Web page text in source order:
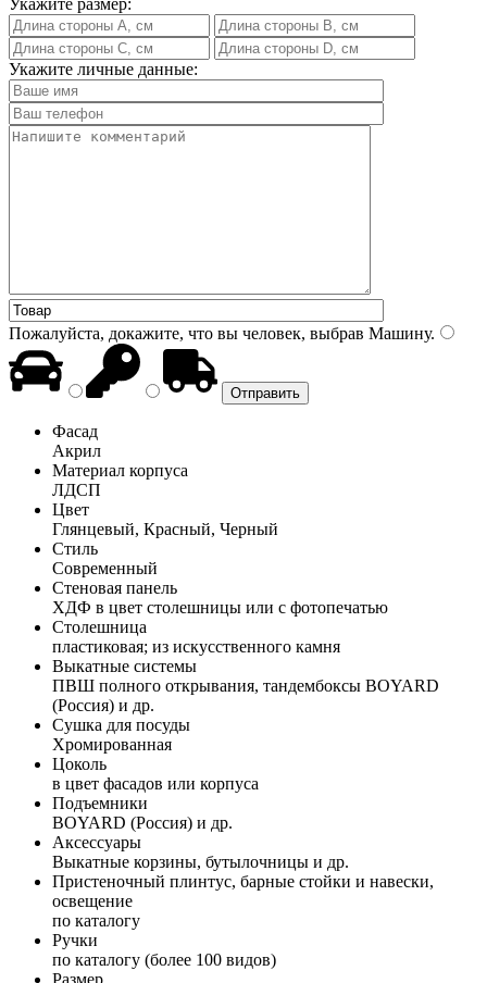
Укажите личные данные:
Пожалуйста, докажите, что вы человек, выбрав Машину.
Фасад
Акрил
Материал корпуса
ЛДСП
Цвет
Глянцевый, Красный, Черный
Стиль
Современный
Стеновая панель
ХДФ в цвет столешницы или с фотопечатью
Столешница
пластиковая; из искусственного камня
Выкатные системы
ПВШ полного открывания, тандембоксы BOYARD
(Россия) и др.
Сушка для посуды
Хромированная
Цоколь
в цвет фасадов или корпуса
Подъемники
BOYARD (Россия) и др.
Аксессуары
Выкатные корзины, бутылочницы и др.
Пристеночный плинтус, барные стойки и навески,
освещение
по каталогу
Ручки
по каталогу (более 100 видов)
Размер